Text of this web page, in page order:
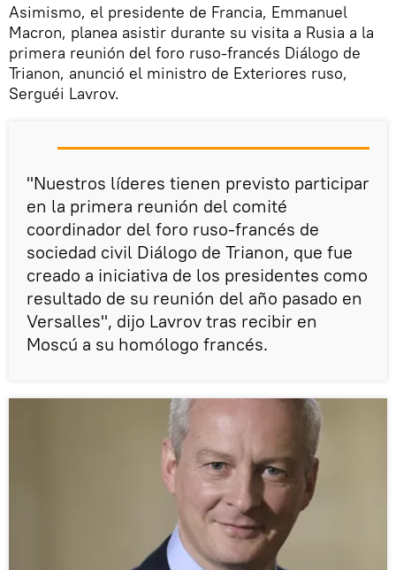
Asimismo, el presidente de Francia, Emmanuel
Macron, planea asistir durante su visita a Rusia a la
primera reunión del foro ruso-francés Diálogo de
Trianon, anunció el ministro de Exteriores ruso,
Serguéi Lavrov.
"Nuestros líderes tienen previsto participar
en la primera reunión del comité
coordinador del foro ruso-francés de
sociedad civil Diálogo de Trianon, que fue
creado a iniciativa de los presidentes como
resultado de su reunión del año pasado en
Versalles", dijo Lavrov tras recibir en
Moscú a su homólogo francés.